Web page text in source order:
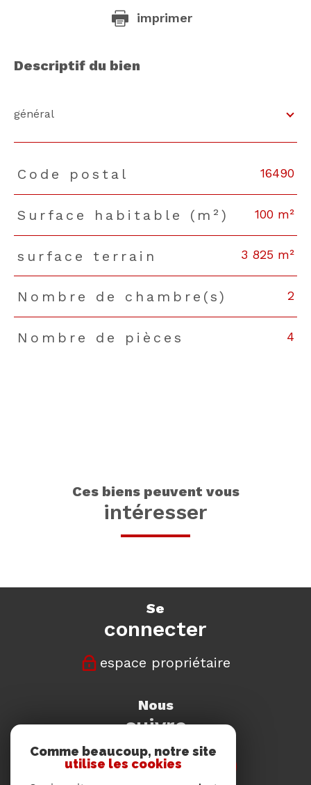
imprimer
descriptif du bien
général
TRAD_PAMPERO_Caracteristique Valeurs
Code postal 16490
Surface habitable (m²) 100 m²
surface terrain 3 825 m²
Nombre de chambre(s) 2
Nombre de pièces 4
ces biens peuvent vous
intéresser
se
connecter
espace propriétaire
nous
suivre
Comme beaucoup, notre site
utilise les cookies